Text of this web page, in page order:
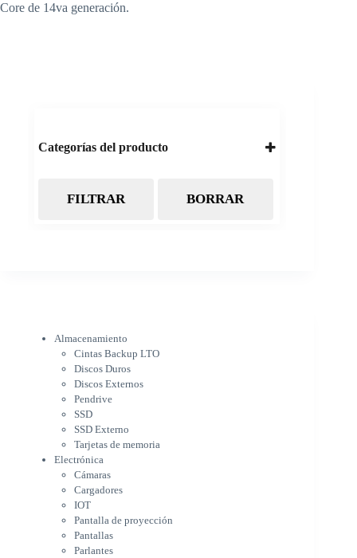
Core de 14va generación.
Categorías del producto
Almacenamiento
Cámaras
Cargadores
IOT
Pantalla de proyección
Pantallas
Proyectores
Relojes Inteligentes
Televisores
Gaming
Escritorios & Sillas
Hogar
Bebés & Niños
Conservadoras & Térmicos
FILTRAR BORRAR
Almacenamiento
Cintas Backup LTO
Discos Duros
Discos Externos
Pendrive
SSD
SSD Externo
Tarjetas de memoria
Electrónica
Cámaras
Cargadores
IOT
Pantalla de proyección
Pantallas
Parlantes